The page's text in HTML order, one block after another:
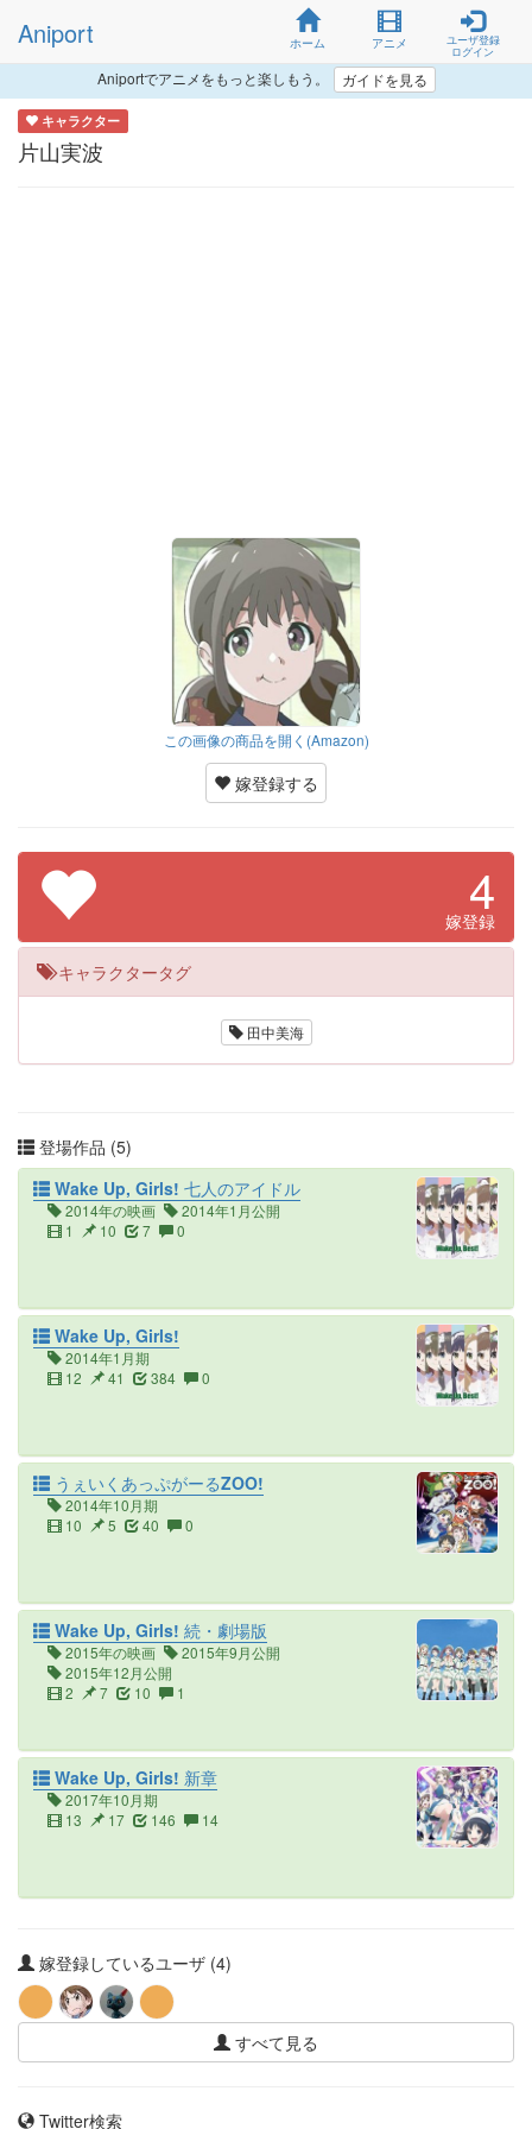
Aniport ホーム アニメ
ユーザ登録
ログイン
Aniportでアニメをもっと楽しもう。 ガイドを見る
キャラクター
片山実波
この画像の商品を開く(Amazon)
嫁登録する
4
嫁登録
キャラクタータグ
田中美海
登場作品 (5)
Wake Up, Girls! 七人のアイドル
2014年の映画
2014年1月公開
1
10 7 0
Wake Up, Girls!
2014年1月期
12
41 384 0
うぇいくあっぷがーるZOO!
2014年10月期
10
5 40 0
Wake Up, Girls! 続・劇場版
2015年の映画
2015年9月公開
2015年12月公開
2
7 10 1
Wake Up, Girls! 新章
2017年10月期
13
17 146 14
嫁登録しているユーザ (4)
すべて見る
Twitter検索